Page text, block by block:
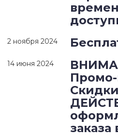
2 ноября 2024
14 июня 2024
заказа